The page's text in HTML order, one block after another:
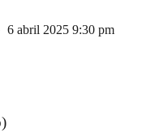
6 abril 2025 9:30 pm